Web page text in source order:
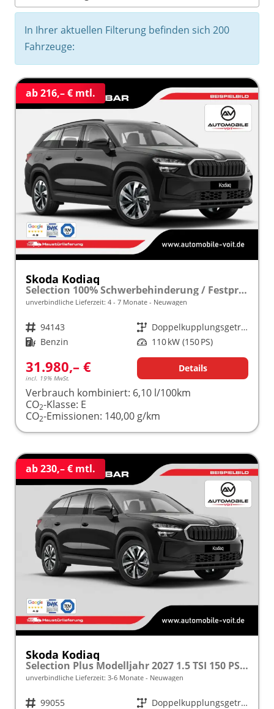
In Ihrer aktuellen Filterung befinden sich 200
Fahrzeuge:
ab 216,– € mtl.
Skoda Kodiaq
Selection 100% Schwerbehinderung / Festpreisgarantie* Modelljahr 1.5 TSI Mild-Hybrid 150PS DSG "Sonderangebot bei Schwerbehinderung" frei konfigurierbar!
unverbindliche Lieferzeit: 4 - 7 Monate Neuwagen
Fahrzeugnr. 94143 Getriebe
Doppelkupplungsgetriebe (DSG)
Kraftstoff Benzin Leistung 110 kW (150 PS)
31.980,– €
incl. 19% MwSt.
Details
Verbrauch kombiniert: 6,10 l/100km
CO2-Klasse: E
CO2-Emissionen: 140,00 g/km
ab 230,– € mtl.
Skoda Kodiaq
Selection Plus Modelljahr 2027 1.5 TSI 150 PS DSG TEMPOMAT/R.KAMERA/SHZ/LED/LENKRADHEIZUNG frei konfigurierbar!
unverbindliche Lieferzeit: 3-6 Monate Neuwagen
Fahrzeugnr. 99055 Getriebe
Doppelkupplungsgetriebe (DSG)